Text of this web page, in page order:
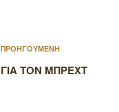
Πλοήγηση
άρθρων
Προηγούμενο
άρθρο
ΠΡΟΗΓΟΥΜΕΝΗ
ΓΙΑ ΤΟΝ ΜΠΡΕΧΤ